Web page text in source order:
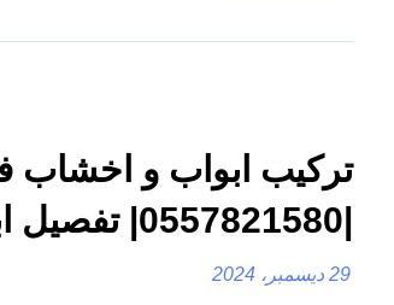
تركيب ابواب و اخشاب
|0557821580| تفصيل ابواب
29 ديسمبر، 2024